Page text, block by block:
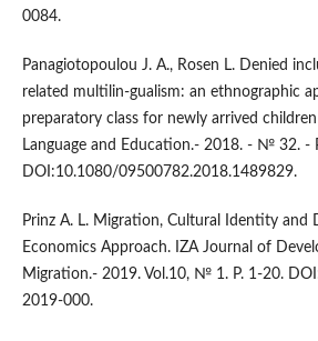
0084.
Panagiotopoulou J. A., Rosen L. Denied
related multilin-gualism: an ethnographic
preparatory class for newly arrived
Language and Education.- 2018. - № 32. -
DOI:10.1080/09500782.2018.1489829.
Prinz A. L. Migration, Cultural Identity and
Economics Approach. IZA Journal of
Migration.- 2019. Vol.10, № 1. P. 1-20.
2019-000.